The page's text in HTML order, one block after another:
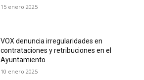
15 enero 2025
VOX denuncia irregularidades en
contrataciones y retribuciones en el
Ayuntamiento
10 enero 2025